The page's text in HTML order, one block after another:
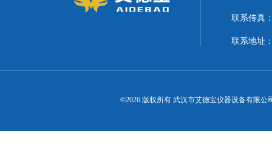
联系传真
联系地址
©2026 版权所有 武汉市艾德宝仪器设备有限公